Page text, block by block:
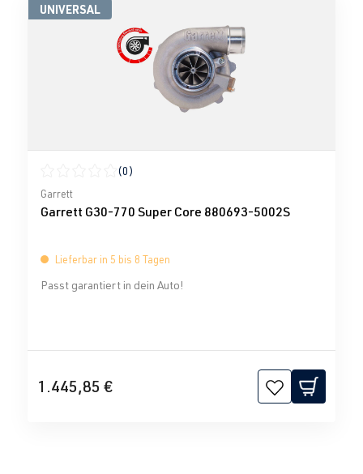
UNIVERSAL
Durchschnittliche Bewertung von 0 von 5 Sternen
(0)
Garrett
Garrett G30-770 Super Core 880693-5002S
Lieferbar in 5 bis 8 Tagen
Passt garantiert in dein Auto!
1.445,85 €